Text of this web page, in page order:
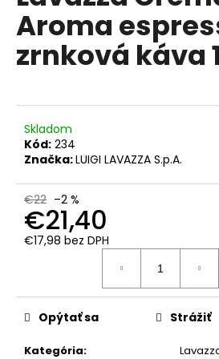
0,0
z
5
hviezdičiek.
Aroma
zrnková káva
Skladom
Kód: 234
Značka:LUIGI LAVAZZA S.p.A.
€22 –2 %
€21,40
€17,98 bez DPH
Kategória:
Opýtať sa Strážiť
a
m
e
LAVAZZA
ROSSA,
ZRNKOVÁ
€19,50
Pôvodne:
€22,50